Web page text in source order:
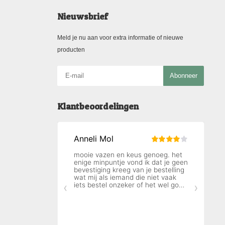
Nieuwsbrief
Meld je nu aan voor extra informatie of nieuwe
producten
Abonneer
Klantbeoordelingen